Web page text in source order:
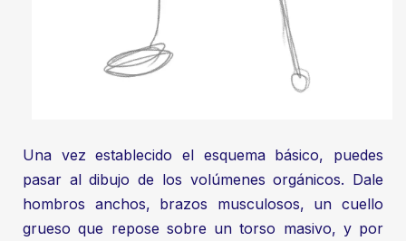
Una vez establecido el esquema básico, puedes
pasar al dibujo de los volúmenes orgánicos. Dale
hombros anchos, brazos musculosos, un cuello
grueso que repose sobre un torso masivo, y por